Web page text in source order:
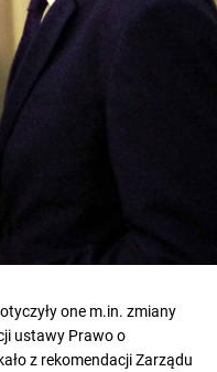
one m.in. zmiany
ustawy Prawo o
z rekomendacji Zarządu